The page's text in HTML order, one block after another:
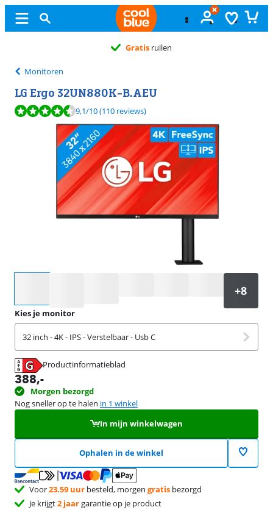
Gratis ruilen
Monitoren
LG Ergo 32UN880K-B.AEU
Beoordeling is 9,1 van de 10, gebaseerd op 110 reviews.
9,1/10(110 reviews)
Kies je monitor
32 inch - 4K - IPS - Verstelbaar - Usb C
Productinformatieblad
opent in nieuw tabblad
388,-
Morgen bezorgd
Nog sneller op te halen in 1 winkel
In mijn winkelwagen
Ophalen in de winkel
Voor23.59 uur besteld, morgen gratis bezorgd
Je krijgt2 jaargarantie op je product